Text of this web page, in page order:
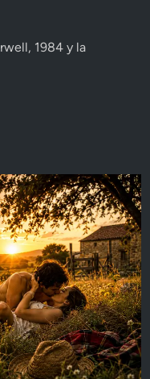
1984 y la